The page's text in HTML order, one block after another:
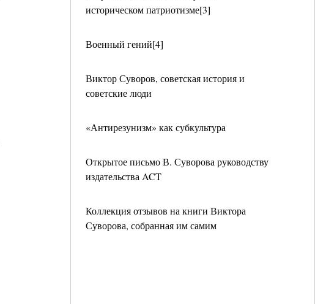
историческом патриотизме[3]
Военный гений[4]
Виктор Суворов, советская история и
советские люди
«Антирезунизм» как субкультура
Открытое письмо В. Суворова руководству
издательства ACT
Коллекция отзывов на книги Виктора
Суворова, собранная им самим